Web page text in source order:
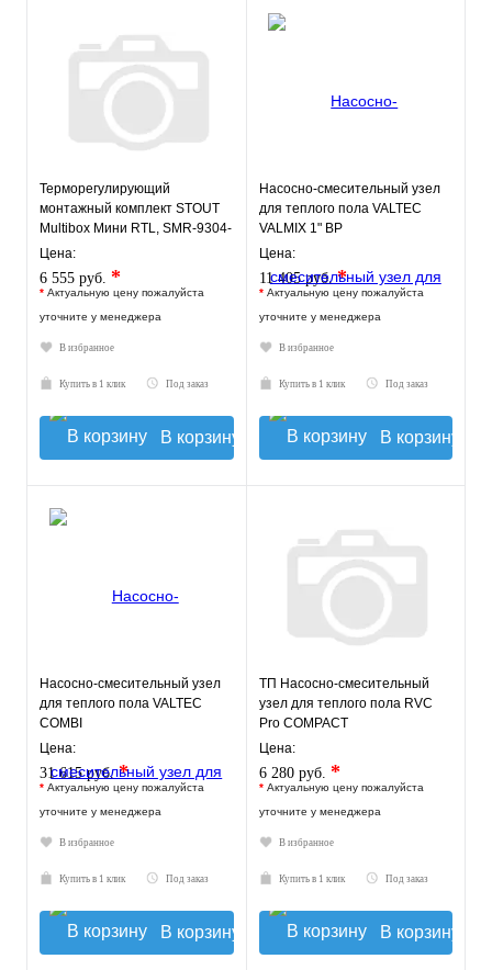
Терморегулирующий
монтажный комплект STOUT
Multibox Мини RTL, SMR-9304-
135140
Цена:
6 555 руб. *
* Актуальную цену пожалуйста
уточните у менеджера
В избранное
Купить в 1 клик Под заказ
В корзину
Насосно-смесительный узел
для теплого пола VALTEC
VALMIX 1" ВР
Цена:
11 405 руб.*
* Актуальную цену пожалуйста
уточните у менеджера
В избранное
Купить в 1 клик Под заказ
В корзину
Насосно-смесительный узел
для теплого пола VALTEC
COMBI
Цена:
31 615 руб.*
* Актуальную цену пожалуйста
уточните у менеджера
В избранное
Купить в 1 клик Под заказ
В корзину
ТП Насосно-смесительный
узел для теплого пола RVC
Pro COMPACT
Цена:
6 280 руб. *
* Актуальную цену пожалуйста
уточните у менеджера
В избранное
Купить в 1 клик Под заказ
В корзину